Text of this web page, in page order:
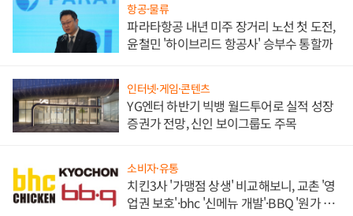
항공·물류
파라타항공 내년 미주 장거리 노선 첫 도전,
윤철민 '하이브리드 항공사' 승부수 통할까
인터넷·게임·콘텐츠
YG엔터 하반기 빅뱅 월드투어로 실적 성장
증권가 전망, 신인 보이그룹도 주목
소비자·유통
치킨3사 '가맹점 상생' 비교해보니, 교촌 '영
업권 보호'·bhc '신메뉴 개발'·BBQ '원가 부